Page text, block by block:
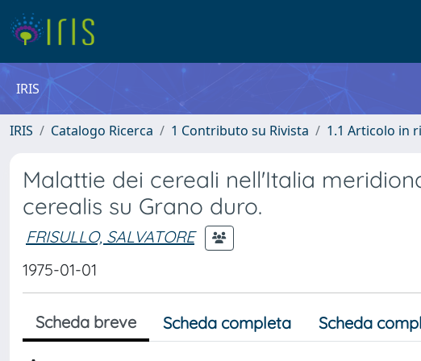
IRIS
IRIS Catalogo Ricerca 1 Contributo su Rivista 1.1 Articolo in
Malattie dei cereali nell'Italia
cerealis su Grano duro.
FRISULLO, SALVATORE
1975-01-01
Scheda breve Scheda completa Scheda